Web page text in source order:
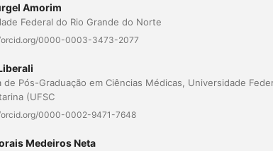
Amorim
Federal do Rio Grande do Norte
orcid.org/0000-0003-3473-2077
de Pós-Graduação em Ciências Médicas, Universidade
(UFSC
0000-0002-9471-7648
Medeiros Neta